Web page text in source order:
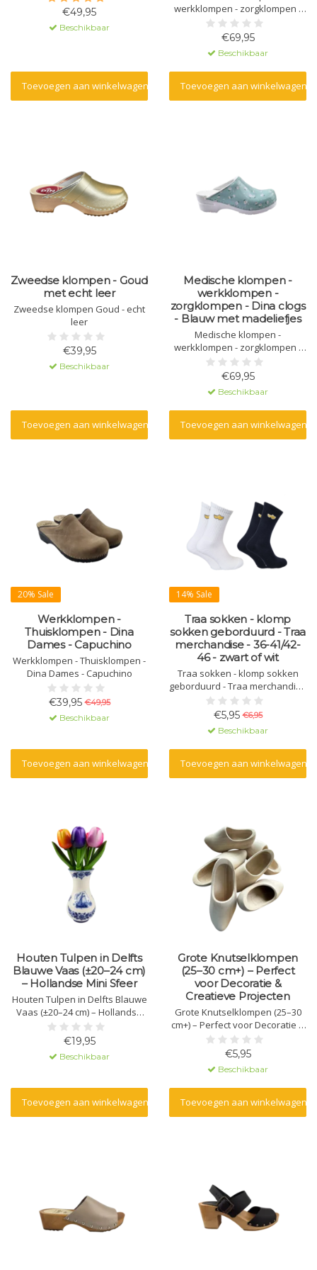
€49,95
Beschikbaar
Toevoegen aan winkelwagen
werkklompen - zorgklompen -
Dina clogs - Blue Panter
€69,95
Beschikbaar
Toevoegen aan winkelwagen
Zweedse klompen - Goud
met echt leer
Zweedse klompen Goud - echt
leer
€39,95
Beschikbaar
Toevoegen aan winkelwagen
Medische klompen -
werkklompen -
zorgklompen - Dina clogs
- Blauw met madeliefjes
Medische klompen -
werkklompen - zorgklompen -
Dina clogs - Blauw met
madeliefjes
€69,95
Beschikbaar
Toevoegen aan winkelwagen
20% Sale
Werkklompen -
Thuisklompen - Dina
Dames - Capuchino
Werkklompen - Thuisklompen -
Dina Dames - Capuchino
€39,95 €49,95
Beschikbaar
Toevoegen aan winkelwagen
14% Sale
Traa sokken - klomp
sokken geborduurd - Traa
merchandise - 36-41/42-
46 - zwart of wit
Traa sokken - klomp sokken
geborduurd - Traa merchandise
- 36-41/42-46 - zwart of wit
€5,95 €6,95
Beschikbaar
Toevoegen aan winkelwagen
Houten Tulpen in Delfts
Blauwe Vaas (±20–24 cm)
– Hollandse Mini Sfeer
Houten Tulpen in Delfts Blauwe
Vaas (±20–24 cm) – Hollandse
Mini Sfeer
€19,95
Beschikbaar
Toevoegen aan winkelwagen
Grote Knutselklompen
(25–30 cm+) – Perfect
voor Decoratie &
Creatieve Projecten
Grote Knutselklompen (25–30
cm+) – Perfect voor Decoratie &
Creatieve Projecten
€5,95
Beschikbaar
Toevoegen aan winkelwagen